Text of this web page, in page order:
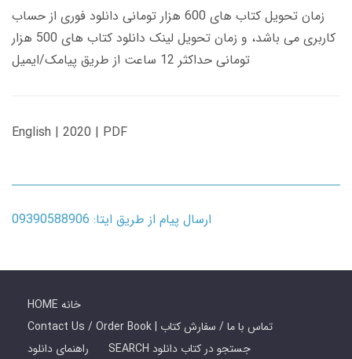
زمان تحویل کتاب های 600 هزار تومانی دانلود فوری از حساب
کاربری می باشد، و زمان تحویل لینک دانلود کتاب های 500 هزار
تومانی حداکثر 12 ساعت از طریق پیامک/ایمیل
English | 2020 | PDF
ارسال پیام از طریق ایتا: 09390588906
HOME خانه
Contact Us / Order Book | تماس با ما / سفارش کتاب
راهنمای دانلود
SEARCH جستجو در کتاب دانلود